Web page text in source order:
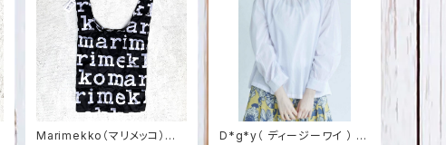
Marimekko（マリメッコ）
D*g*y（ ディージーワイ ） フ